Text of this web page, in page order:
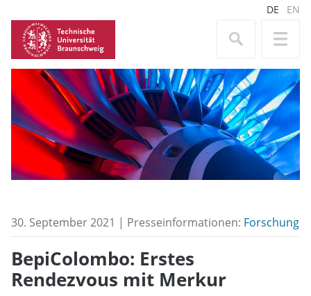
DE EN
30. September 2021 | Presseinformationen: Forschung
BepiColombo: Erstes
Rendezvous mit Merkur